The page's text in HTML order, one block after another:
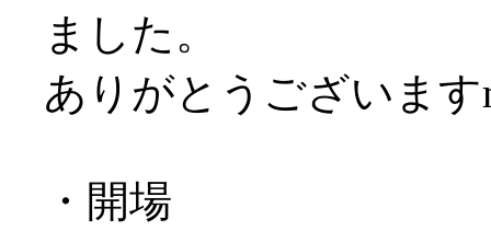
ました。
ありがとうございます
・開場